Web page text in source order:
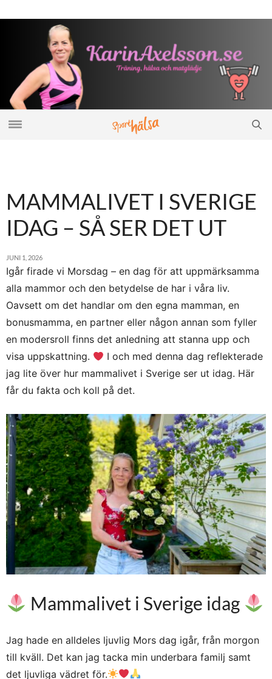
MAMMALIVET I SVERIGE
IDAG – SÅ SER DET UT
JUNI 1, 2026
Igår firade vi Morsdag – en dag för att uppmärksamma
alla mammor och den betydelse de har i våra liv.
Oavsett om det handlar om den egna mamman, en
bonusmamma, en partner eller någon annan som fyller
en modersroll finns det anledning att stanna upp och
visa uppskattning.
I och med denna dag reflekterade
jag lite över hur mammalivet i Sverige ser ut idag. Här
får du fakta och koll på det.
Mammalivet i Sverige idag
Jag hade en alldeles ljuvlig Mors dag igår, från morgon
till kväll. Det kan jag tacka min underbara familj samt
det ljuvliga vädret för.